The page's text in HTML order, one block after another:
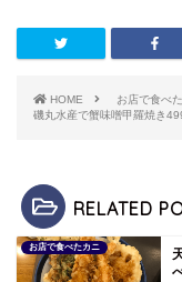
HOME
お店で食べ
磯丸水産で蟹味噌甲羅焼き
RELATED
お店で食べたカニ